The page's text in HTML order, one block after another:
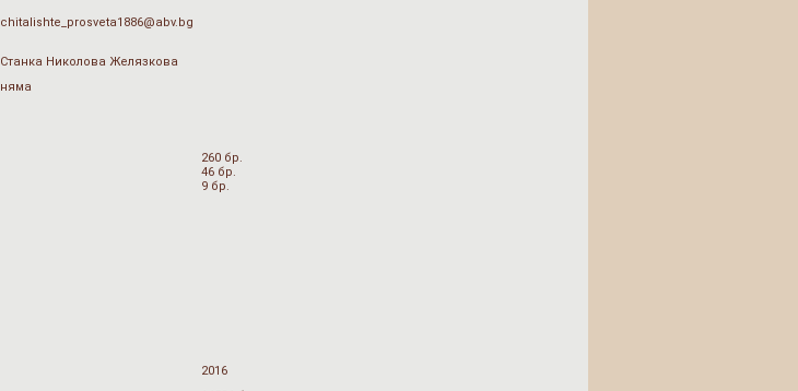
chitalishte_prosveta1886@abv.bg
Станка Николова Желязкова
няма
260 бр.
46 бр.
9 бр.
2016